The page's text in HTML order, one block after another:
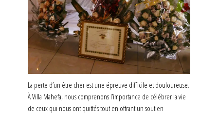
La perte d’un être cher est une épreuve difficile et douloureuse.
À Villa Mahefa, nous comprenons l’importance de célébrer la vie
de ceux qui nous ont quittés tout en offrant un soutien